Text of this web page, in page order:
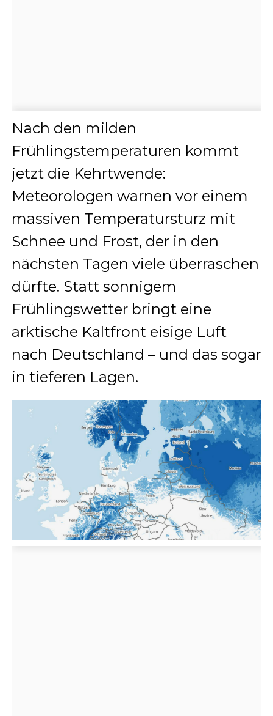
Nach den milden
Frühlingstemperaturen kommt
jetzt die Kehrtwende:
Meteorologen warnen vor einem
massiven Temperatursturz mit
Schnee und Frost, der in den
nächsten Tagen viele überraschen
dürfte. Statt sonnigem
Frühlingswetter bringt eine
arktische Kaltfront eisige Luft
nach Deutschland – und das sogar
in tieferen Lagen.